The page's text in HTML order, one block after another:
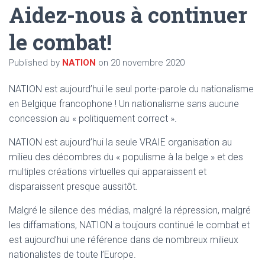
L
Aidez-nous à continuer
le combat!
Published by NATION on 20 novembre 2020
NATION est aujourd’hui le seul porte-parole du nationalisme
en Belgique francophone ! Un nationalisme sans aucune
concession au « politiquement correct ».
NATION est aujourd’hui la seule VRAIE organisation au
milieu des décombres du « populisme à la belge » et des
multiples créations virtuelles qui apparaissent et
disparaissent presque aussitôt.
Malgré le silence des médias, malgré la répression, malgré
les diffamations, NATION a toujours continué le combat et
est aujourd’hui une référence dans de nombreux milieux
nationalistes de toute l’Europe.